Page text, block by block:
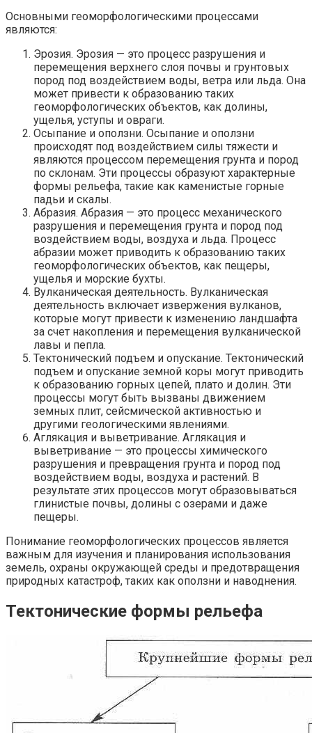
Основными геоморфологическими процессами
являются:
Эрозия. Эрозия — это процесс разрушения и
перемещения верхнего слоя почвы и грунтовых
пород под воздействием воды, ветра или льда. Она
может привести к образованию таких
геоморфологических объектов, как долины,
ущелья, уступы и овраги.
Осыпание и оползни. Осыпание и оползни
происходят под воздействием силы тяжести и
являются процессом перемещения грунта и пород
по склонам. Эти процессы образуют характерные
формы рельефа, такие как каменистые горные
падьи и скалы.
Абразия. Абразия — это процесс механического
разрушения и перемещения грунта и пород под
воздействием воды, воздуха и льда. Процесс
абразии может приводить к образованию таких
геоморфологических объектов, как пещеры,
ущелья и морские бухты.
Вулканическая деятельность. Вулканическая
деятельность включает извержения вулканов,
которые могут привести к изменению ландшафта
за счет накопления и перемещения вулканической
лавы и пепла.
Тектонический подъем и опускание. Тектонический
подъем и опускание земной коры могут приводить
к образованию горных цепей, плато и долин. Эти
процессы могут быть вызваны движением
земных плит, сейсмической активностью и
другими геологическими явлениями.
Аглякация и выветривание. Аглякация и
выветривание — это процессы химического
разрушения и превращения грунта и пород под
воздействием воды, воздуха и растений. В
результате этих процессов могут образовываться
глинистые почвы, долины с озерами и даже
пещеры.
Понимание геоморфологических процессов является
важным для изучения и планирования использования
земель, охраны окружающей среды и предотвращения
природных катастроф, таких как оползни и наводнения.
Тектонические формы рельефа